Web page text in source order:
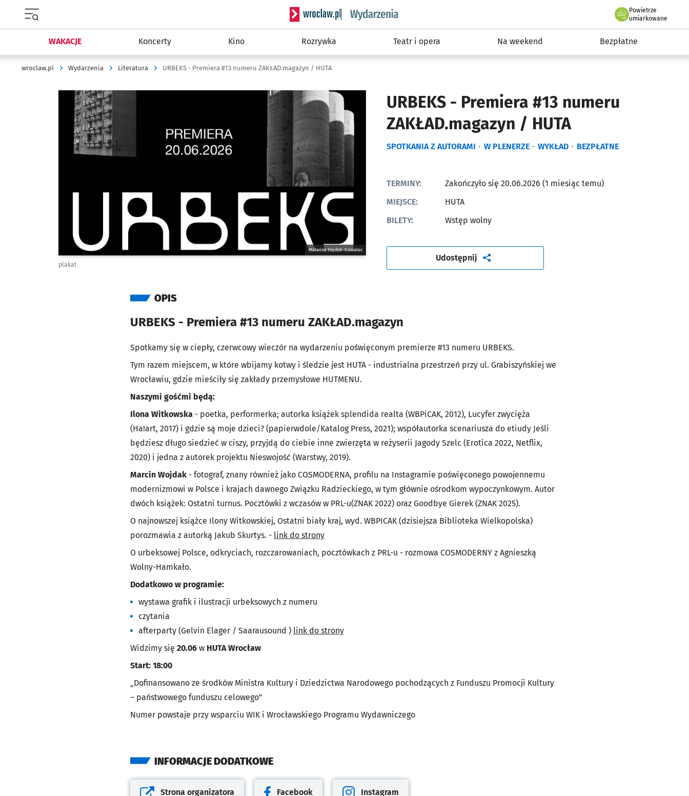
Serwis informacyjny wroclaw.pl podserwis: Wydarzenia
Powietrze
we Wrocławiu
umiarkowane
WAKACJE Koncerty Kino Rozrywka Teatr i opera Na weekend Bezpłatne
wroclaw.pl Wydarzenia Literatura URBEKS - Premiera #13 numeru ZAKŁAD.magazyn / HUTA
URBEKS - Premiera #13 numeru
ZAKŁAD.magazyn / HUTA
SPOTKANIA Z AUTORAMI W PLENERZE WYKŁAD BEZPŁATNE
Kliknij, aby powiększyć
Malwina Hajduk-Kawalec
plakat
TERMINY:
Zakończyło się 20.06.2026 (1 miesiąc temu)
MIEJSCE:
HUTA
BILETY:
Wstęp wolny
Udostępnijartykuł
OPIS
URBEKS - Premiera #13 numeru ZAKŁAD.magazyn
Spotkamy się w ciepły, czerwcowy wieczór na wydarzeniu poświęconym premierze #13 numeru URBEKS.
Tym razem miejscem, w które wbijamy kotwy i śledzie jest HUTA - industrialna przestrzeń przy ul. Grabiszyńskiej we
Wrocławiu, gdzie mieściły się zakłady przemysłowe HUTMENU.
Naszymi gośćmi będą:
Ilona Witkowska - poetka, performerka; autorka książek splendida realta (WBPiCAK, 2012), Lucyfer zwycięża
(Ha!art, 2017) i gdzie są moje dzieci? (papierwdole/Katalog Press, 2021); współautorka scenariusza do etiudy Jeśli
będziesz długo siedzieć w ciszy, przyjdą do ciebie inne zwierzęta w reżyserii Jagody Szelc (Erotica 2022, Netflix,
2020) i jedna z autorek projektu Nieswojość (Warstwy, 2019).
Marcin Wojdak - fotograf, znany również jako COSMODERNA, profilu na Instagramie poświęconego powojennemu
modernizmowi w Polsce i krajach dawnego Związku Radzieckiego, w tym głównie ośrodkom wypoczynkowym. Autor
dwóch książek: Ostatni turnus. Pocztówki z wczasów w PRL-u(ZNAK 2022) oraz Goodbye Gierek (ZNAK 2025).
O najnowszej książce Ilony Witkowskiej, Ostatni biały kraj, wyd. WBPICAK (dzisiejsza Biblioteka Wielkopolska)
porozmawia z autorką Jakub Skurtys. - link do strony
O urbeksowej Polsce, odkryciach, rozczarowaniach, pocztówkach z PRL-u - rozmowa COSMODERNY z Agnieszką
Wolny-Hamkało.
Dodatkowo w programie:
wystawa grafik i ilustracji urbeksowych z numeru
czytania
afterparty (Gelvin Elager / Saarausound ) link do strony
Widzimy się 20.06 w HUTA Wrocław
Start: 18:00
„Dofinansowano ze środków Ministra Kultury i Dziedzictwa Narodowego pochodzących z Funduszu Promocji Kultury
– państwowego funduszu celowego”
Numer powstaje przy wsparciu WIK i Wrocławskiego Programu Wydawniczego
INFORMACJE DODATKOWE
Strona organizatora Facebook Instagram